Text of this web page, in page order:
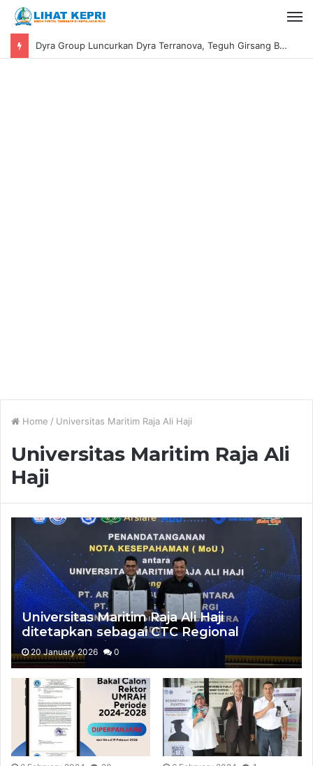
Dyra Group Luncurkan Dyra Terranova, Teguh Girsang Bawa Semangat Anak Muda Bangun Masa Depan Properti Batam
Home / Universitas Maritim Raja Ali Haji
Universitas Maritim Raja Ali
Haji
Universitas Maritim Raja Ali Haji
ditetapkan sebagai CTC Regional
Kepulauan Riau untuk Tujuh Skema
Sertifikasi Berstandar TUV Rheinland
20 January 2026 0